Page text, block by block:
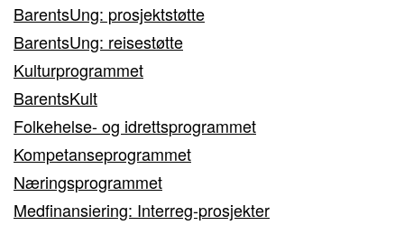
BarentsUng: prosjektstøtte
BarentsUng: reisestøtte
Kulturprogrammet
BarentsKult
Folkehelse- og idrettsprogrammet
Kompetanseprogrammet
Næringsprogrammet
Medfinansiering: Interreg-prosjekter